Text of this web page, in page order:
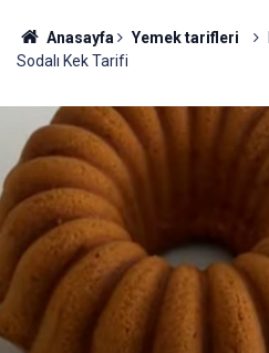
Anasayfa Yemek tarifleri
Sodalı Kek Tarifi